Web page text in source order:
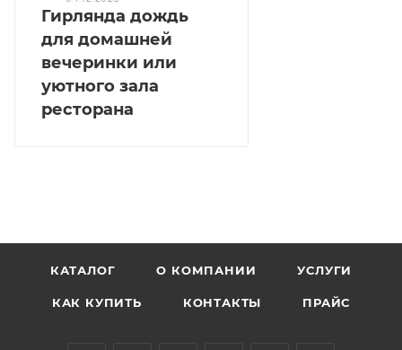
Гирлянда дождь
для домашней
вечеринки или
уютного зала
ресторана
КАТАЛОГ О КОМПАНИИ УСЛУГИ
КАК КУПИТЬ КОНТАКТЫ ПРАЙС